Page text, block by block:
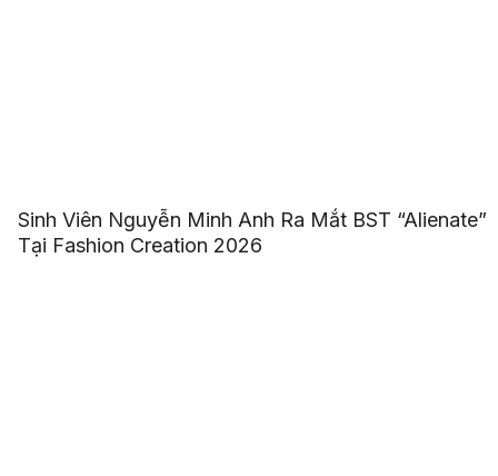
Sinh Viên Nguyễn Minh Anh Ra Mắt BST “Alienate”
Tại Fashion Creation 2026